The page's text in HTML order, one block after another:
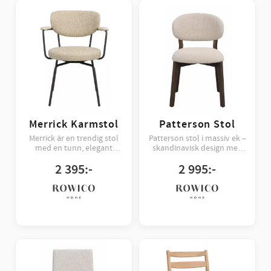
Merrick Karmstol
Merrick är en trendig stol
med en tunn, elegant
kombinerar industriell
känsla med varma material.
2 395:-
Patterson Stol
Patterson stol i massiv ek –
skandinavisk design med
certifierat trä för en tidlös
och hållbar inredning.
2 995:-